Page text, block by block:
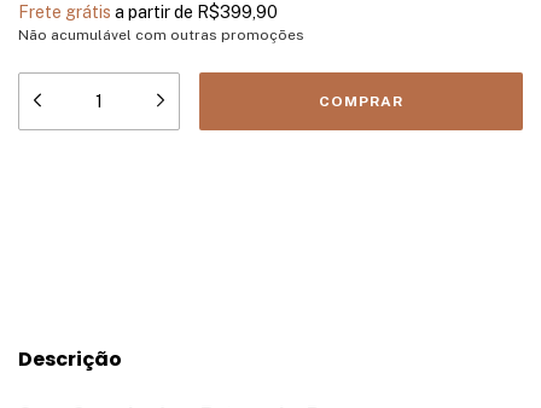
Frete grátis a partir de R$399,90
Não acumulável com outras promoções
Descrição